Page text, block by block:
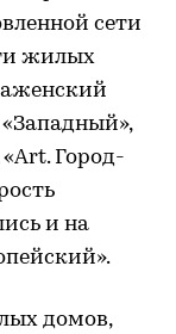
сети
жилых
«Art. Город-
и на
домов,